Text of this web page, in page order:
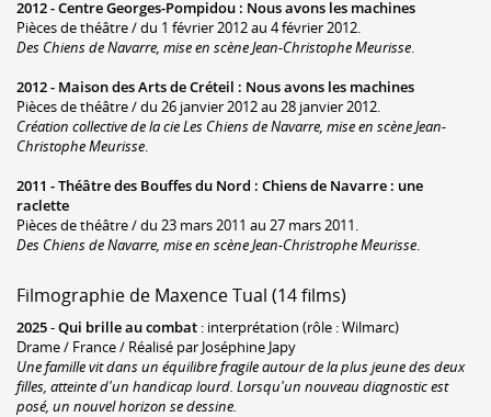
2012 -Centre Georges-Pompidou : Nous avons les machines
Pièces de théâtre / du 1 février 2012 au 4 février 2012.
Des Chiens de Navarre, mise en scène Jean-Christophe Meurisse.
2012 - Maison des Arts de Créteil : Nous avons les machines
Pièces de théâtre / du 26 janvier 2012 au 28 janvier 2012.
Création collective de la cie Les Chiens de Navarre, mise en scène Jean-
Christophe Meurisse.
2011 -Théâtre des Bouffes du Nord : Chiens de Navarre : une
raclette
Pièces de théâtre / du 23 mars 2011 au 27 mars 2011.
Des Chiens de Navarre, mise en scène Jean-Christrophe Meurisse.
Filmographie de Maxence Tual (14 films)
2025-Qui brille au combat : interprétation (rôle : Wilmarc)
Drame / France / Réalisé par Joséphine Japy
Une famille vit dans un équilibre fragile autour de la plus jeune des deux
filles, atteinte d'un handicap lourd. Lorsqu'un nouveau diagnostic est
posé, un nouvel horizon se dessine.